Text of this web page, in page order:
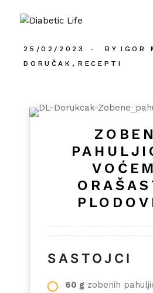
25/02/2023 BY IGOR
DORUČAK
RECEPTI
SASTOJCI
60 g zobenih